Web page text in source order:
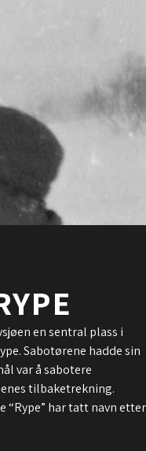
en sentral plass i
Sabotørene hadde sin
var å sabotere
tilbaketrekning.
“Rype” har tatt navn etter